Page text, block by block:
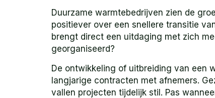
Duurzame warmtebedrijven zien de
positiever over een snellere transitie
brengt direct een uitdaging met zich
georganiseerd?
De ontwikkeling of uitbreiding van een
langjarige contracten met afnemers.
vallen projecten tijdelijk stil. Pas